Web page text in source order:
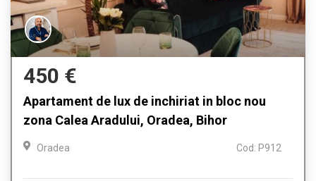
450 €
Apartament de lux de inchiriat in bloc nou
zona Calea Aradului, Oradea, Bihor
Oradea Cod: P912